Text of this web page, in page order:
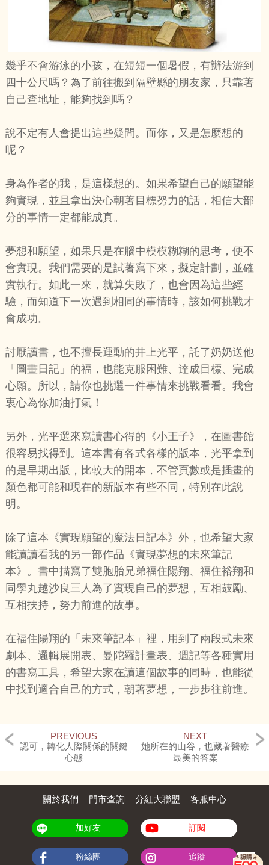
幾乎不會游泳的小孩，在短短一個暑假，有辦法游到
四十公尺嗎？為了前往搬到隔壁縣的朋友家，只靠著
自己查地址，能夠找到嗎？
說不定有人會提出這些疑問。而你，又是怎麼想的
呢？
身為作者的我，是這樣想的。如果希望自己的願望能
夠實現，並且拿出決心朝著目標努力的話，相信大部
分的事情一定都能成真。
夢想和願望，如果只是在腦中模模糊糊的思考，便不
會實現。我們需要的是試著寫下來，擬定計劃，並確
實執行。如此一來，就算失敗了，也會因為這些經
驗，而知道下一次遇到相同的事情時，該如何挑戰才
會成功。
討厭讀書，也不擅長運動的井上光平，託了奶奶送他
「圖畫日記」的福，也能克服困難、達成目標、完成
心願。所以，請你也挑選一件事情來挑戰看看。我會
衷心為你加油打氣！
另外，光平選來寫讀書心得的《小王子》，在圖書館
很容易找得到。這本書有各式各樣的版本，光平拿到
的是早期出版，比較大的開本，不管頁數或是插畫的
顏色都可能和現在的新版本有些不同，特別在此說
明。
除了這本《實現願望的魔法日記本》外，也希望大家
能讀讀看我的另一部作品《實現夢想的未來筆記
本》。書中描寫了雙胞胎兄弟福住陽翔、福住裕翔和
同學丸越沙良三人為了實現自己的夢想，互相鼓勵、
互相扶持，努力前進的故事。
在福住陽翔的「未來筆記本」裡，用到了兩段式未來
劇本、邏輯展開表、曼陀羅計畫表、週記等各種實用
的書寫工具，希望大家在讀這個故事的同時，也能從
中找到適合自己的方式，朝著夢想，一步步往前進。
PREVIOUS
認可，轉化人際關係的關鍵
心態
NEXT
她所在的山谷，也藏著醫療
最美的答案
關於我們 門市查詢 分紅大聯盟 客服中心
加好友 訂閱
粉絲團 追蹤